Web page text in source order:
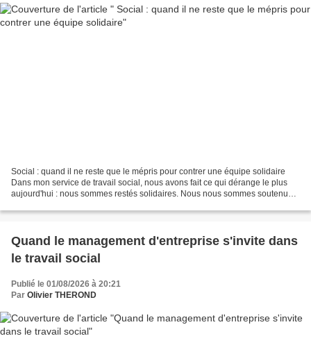
Social : quand il ne reste que le mépris pour contrer une équipe solidaire
Dans mon service de travail social, nous avons fait ce qui dérange le plus
aujourd'hui : nous sommes restés solidaires. Nous nous sommes soutenus,
Quand le management d'entreprise s'invite dans
le travail social
Publié le 01/08/2026 à 20:21
Par Olivier THEROND